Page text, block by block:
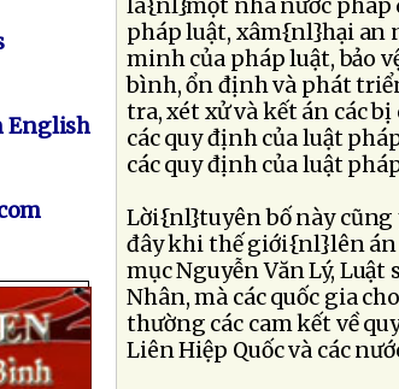
English
là{nl}một nhà nước pháp
pháp luật, xâm{nl}hại an
minh của pháp luật, bảo
bình, ổn định và phát
tra, xét xử và kết án các
các quy định của luật
các quy định của luật
Lời{nl}tuyên bố này
đây khi thế giới{nl}lên án
mục Nguyễn Văn Lý,
Nhân, mà các quốc gia
thường các cam kết về
Liên Hiệp Quốc và các